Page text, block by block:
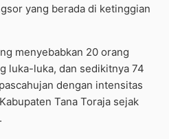
yang berada di ketinggian
menyebabkan 20 orang
luka-luka, dan sedikitnya 74
dengan intensitas
Tana Toraja sejak